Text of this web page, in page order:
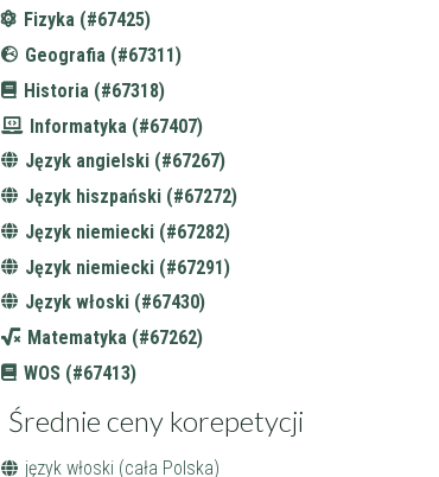
Fizyka (#67425)
Geografia (#67311)
Historia (#67318)
Informatyka (#67407)
Język angielski (#67267)
Język hiszpański (#67272)
Język niemiecki (#67282)
Język niemiecki (#67291)
Język włoski (#67430)
Matematyka (#67262)
WOS (#67413)
Średnie ceny korepetycji
język włoski (cała Polska)